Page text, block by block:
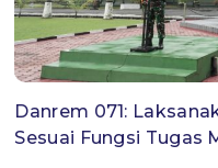
Danrem 071:
Sesuai Fungsi Tugas